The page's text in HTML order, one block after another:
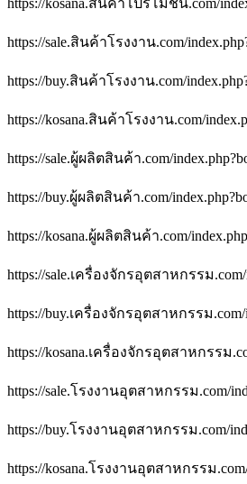
https://kosana.สินค้าโปรโมชั่น.com/
https://sale.สินค้าโรงงาน.com/
https://buy.สินค้าโรงงาน.com/
https://kosana.สินค้าโรงงาน.com/
https://sale.ผู้ผลิตสินค้า.com/
https://buy.ผู้ผลิตสินค้า.com/
https://kosana.ผู้ผลิตสินค้า.com/
https://sale.เครื่องจักรอุตสาหกรรม.com/
https://buy.เครื่องจักรอุตสาหกรรม.com/
https://kosana.เครื่องจักรอุตสาหกรรม
https://sale.โรงงานอุตสาหกรรม.com/
https://buy.โรงงานอุตสาหกรรม.com/
https://kosana.โรงงานอุตสาหกรรม